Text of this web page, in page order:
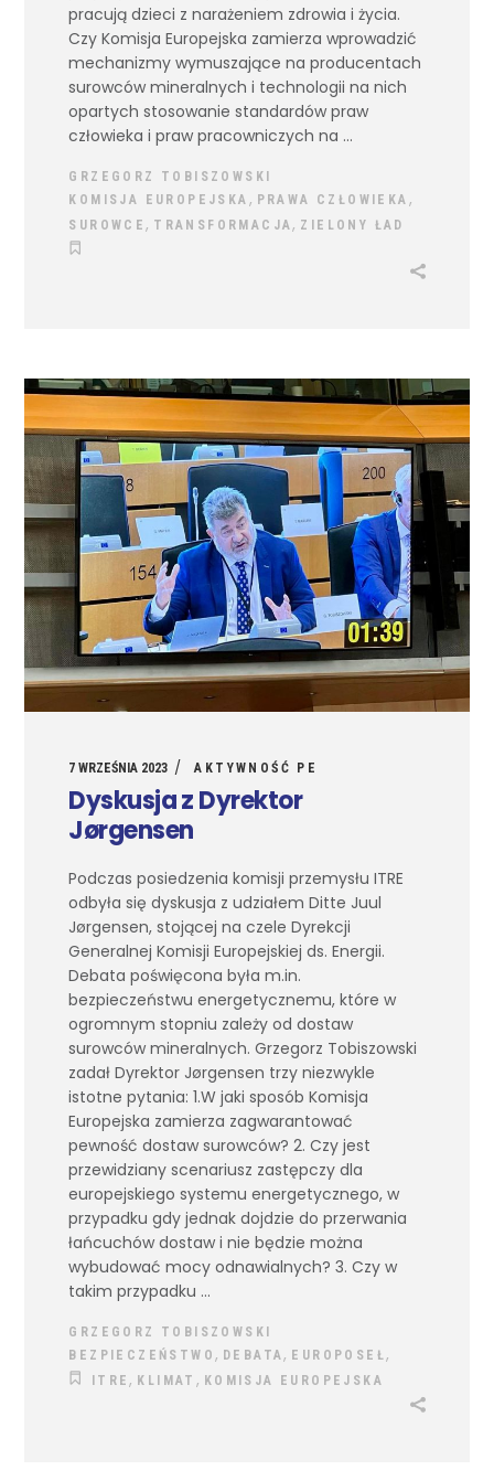
pracują dzieci z narażeniem zdrowia i życia.
Czy Komisja Europejska zamierza wprowadzić
mechanizmy wymuszające na producentach
surowców mineralnych i technologii na nich
opartych stosowanie standardów praw
człowieka i praw pracowniczych na
GRZEGORZ TOBISZOWSKI
KOMISJA EUROPEJSKA , PRAWA CZŁOWIEKA ,
SUROWCE , TRANSFORMACJA , ZIELONY ŁAD
7 WRZEŚNIA 2023 AKTYWNOŚĆ PE
Dyskusja z Dyrektor
Jørgensen
Podczas posiedzenia komisji przemysłu ITRE
odbyła się dyskusja z udziałem Ditte Juul
Jørgensen, stojącej na czele Dyrekcji
Generalnej Komisji Europejskiej ds. Energii.
Debata poświęcona była m.in.
bezpieczeństwu energetycznemu, które w
ogromnym stopniu zależy od dostaw
surowców mineralnych. Grzegorz Tobiszowski
zadał Dyrektor Jørgensen trzy niezwykle
istotne pytania: 1.W jaki sposób Komisja
Europejska zamierza zagwarantować
pewność dostaw surowców? 2. Czy jest
przewidziany scenariusz zastępczy dla
europejskiego systemu energetycznego, w
przypadku gdy jednak dojdzie do przerwania
łańcuchów dostaw i nie będzie można
wybudować mocy odnawialnych? 3. Czy w
takim przypadku
GRZEGORZ TOBISZOWSKI
BEZPIECZEŃSTWO, DEBATA, EUROPOSEŁ,
ITRE, KLIMAT , KOMISJA EUROPEJSKA